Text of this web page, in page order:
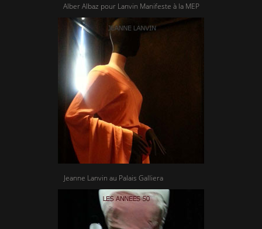
Alber Albaz pour Lanvin Manifeste à la MEP
Jeanne Lanvin au Palais Galliera